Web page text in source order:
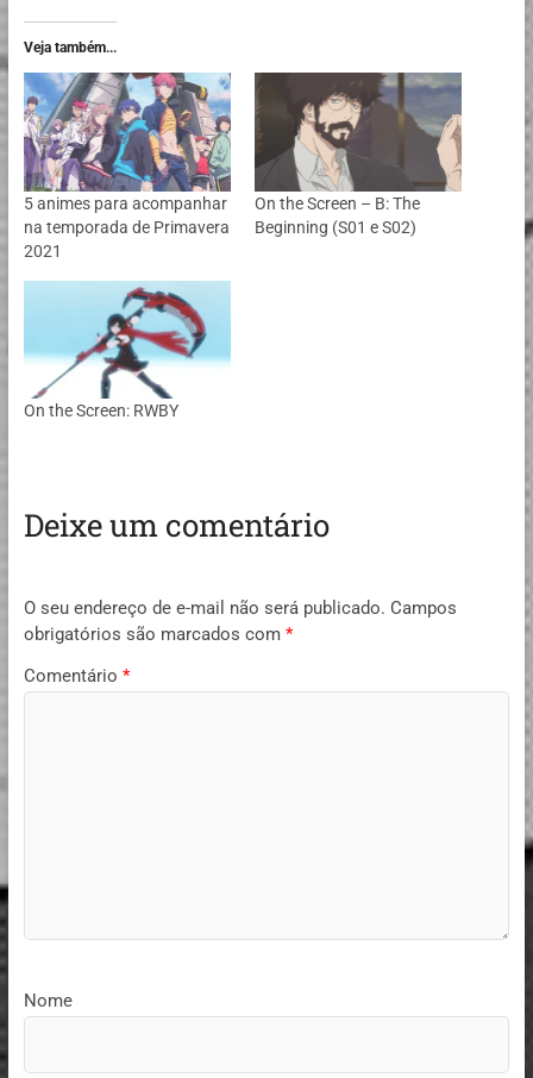
Veja também...
5 animes para acompanhar
na temporada de Primavera
2021
On the Screen – B: The
Beginning (S01 e S02)
On the Screen: RWBY
Deixe um comentário
O seu endereço de e-mail não será publicado. Campos
obrigatórios são marcados com *
Comentário *
Nome